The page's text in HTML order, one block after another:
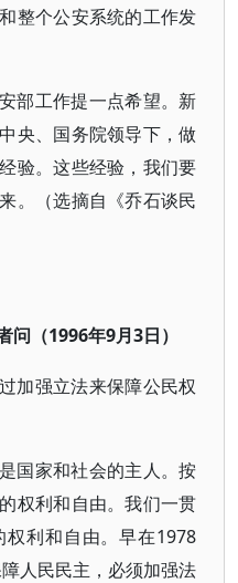
整个公安系统的工作发
部工作提一点希望。新
央、国务院领导下，做
验。这些经验，我们要
。（选摘自《乔石谈民
问（1996年9月3日）
加强立法来保障公民权
国家和社会的主人。按
权利和自由。我们一贯
利和自由。早在1978
人民民主，必须加强法